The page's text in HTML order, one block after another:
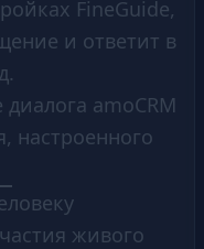
FineGuide,
и ответит в
amoCRM
настроенного
живого